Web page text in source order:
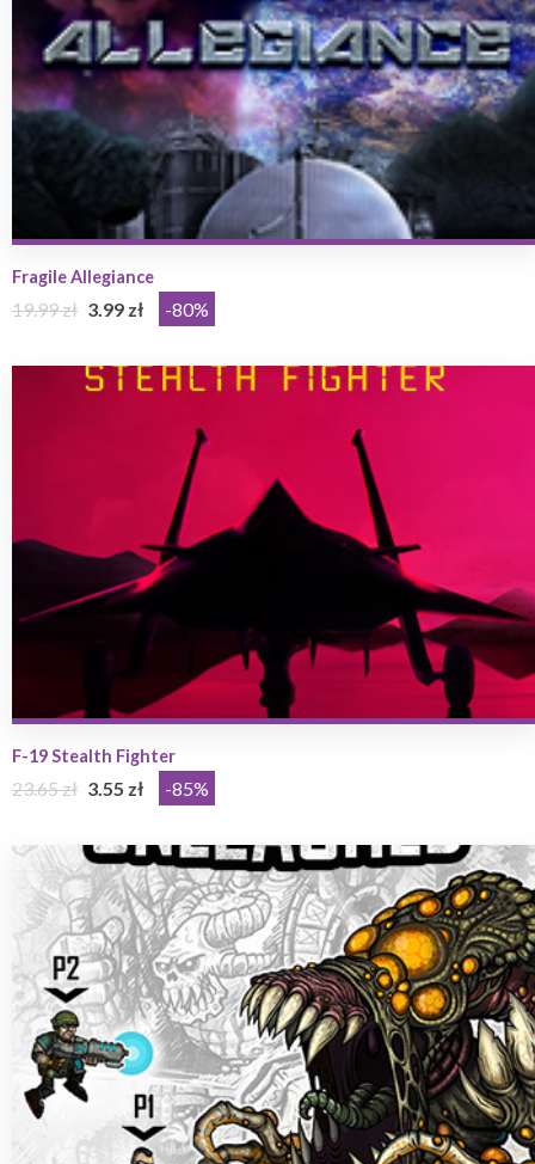
Fragile Allegiance
19.99 zł 3.99 zł -80%
F-19 Stealth Fighter
23.65 zł 3.55 zł -85%